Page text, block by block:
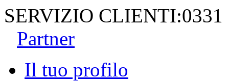
SERVIZIO CLIENTI:0331
Partner
Il tuo profilo